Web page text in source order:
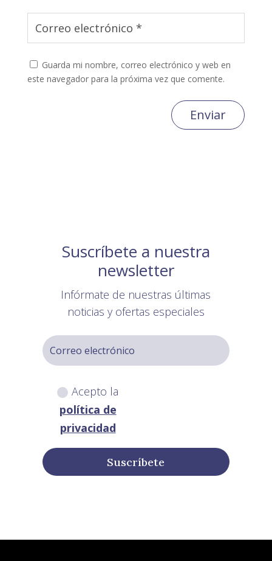
Guarda mi nombre, correo electrónico y web en
este navegador para la próxima vez que comente.
Enviar
Suscríbete a nuestra
newsletter
Infórmate de nuestras últimas
noticias y ofertas especiales
Acepto la
política de
privacidad
Suscríbete